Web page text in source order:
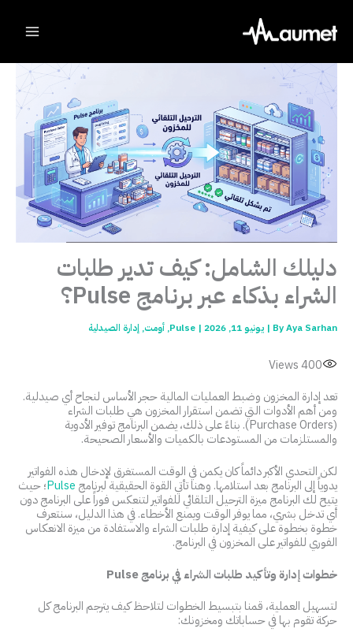
content
دليلك الشامل: كيف تدير طلبات
الشراء بذكاء عبر برنامج Pulse؟
ByAya Sarhan
| يونيو 11, 2026 |
Pulse
, أومت, إدارة الصيدلية
400
تعد إدارة المخزون وضبط العمليات المالية حجر الأساس لنجاح أي صيدلية.
ومن أهم الأدوات التي تضمن استقرار المخزون هي طلبات الشراء
(Purchase Orders). بناءً على ذلك، يضمن البرنامج توفير الأدوية
والمستلزمات من المستودعات بالكميات والأسعار الصحيحة.
لكن التحدي الأكبر دائماً كان يكمن في الوقت المستغرق لإدخال هذه الفواتير
يدوياً إلى البرنامج بعد استلامها. وهنا تأتي القوة الحقيقية لبرنامج Pulse؛ حيث
يتيح لك البرنامج ميزة الترحيل التلقائي للفواتير لتنعكس فوراً على البرنامج دون
أي تدخل بشري، مما يوفر الوقت ويمنع الأخطاء. في هذا الدليل، سنتعرف
خطوة بخطوة على كيفية إدارة طلبات الشراء والاستفادة من ميزة الانعكاس
الفوري للفواتير على المخزون في البرنامج.
خطوات إدارة وتأكيد طلبات الشراء في برنامج Pulse
لتسهيل العملية، قمنا بتبسيط الخطوات لتلاحظ كيف يترجم البرنامج كل
حركة تقوم بها في حساباتك ومخزونك: